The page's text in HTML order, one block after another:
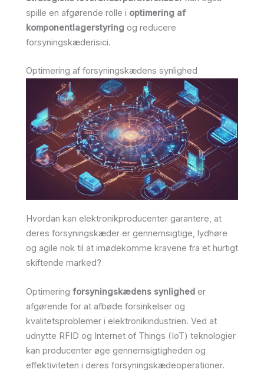
spille en afgørende rolle i optimering af
komponentlagerstyring og reducere
forsyningskæderisici.
Optimering af forsyningskædens synlighed
Hvordan kan elektronikproducenter garantere, at
deres forsyningskæder er gennemsigtige, lydhøre
og agile nok til at imødekomme kravene fra et hurtigt
skiftende marked?
Optimering forsyningskædens synlighed er
afgørende for at afbøde forsinkelser og
kvalitetsproblemer i elektronikindustrien. Ved at
udnytte RFID og Internet of Things (IoT) teknologier
kan producenter øge gennemsigtigheden og
effektiviteten i deres forsyningskædeoperationer.